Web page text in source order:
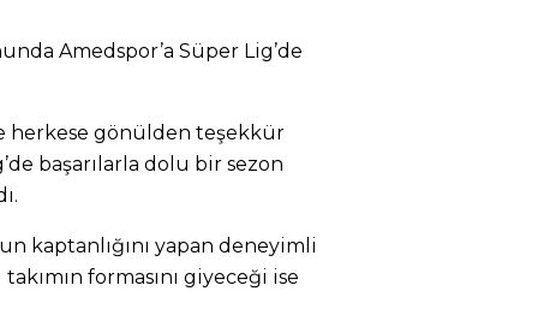
Amedspor’a Süper Lig’de
herkese gönülden teşekkür
başarılarla dolu bir sezon
kaptanlığını yapan deneyimli
formasını giyeceği ise